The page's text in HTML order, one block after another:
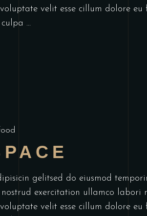
velit esse cillum dolore
gelitsed do eiusmod
exercitation ullamco labori
velit esse cillum dolore